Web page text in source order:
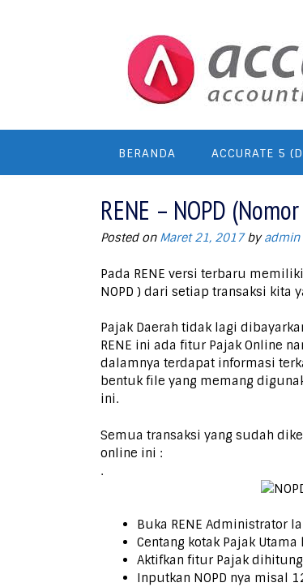
BERANDA ACCURATE 5
RENE – NOPD
Posted on Maret 21, 2017byadmin
Pada RENE versi terbaru
NOPD ) dari setiap transaksi kita
Pajak Daerah tidak lagi
RENE ini ada fitur Pajak Online
dalamnya terdapat informasi
bentuk file yang memang
ini.
Semua transaksi yang sudah
online ini :
.
Buka RENE Administrator
Centang kotak Pajak
Aktifkan fitur Pajak
Inputkan NOPD nya misal